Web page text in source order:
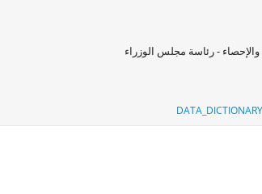
والإحصاء - رئاسة مجلس الوزراء
DATA_DICTIONARY